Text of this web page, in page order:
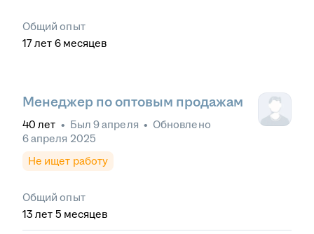
Общий опыт
17лет 6 месяцев
Менеджер по оптовым продажам
40 лет • Был 9 апреля • Обновлено
6 апреля 2025
Не ищет работу
Общий опыт
13 лет 5 месяцев